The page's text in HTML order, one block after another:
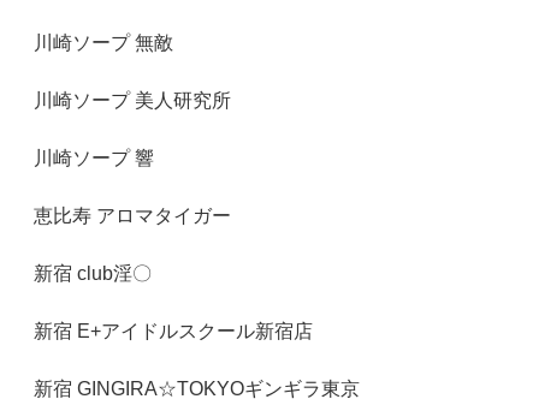
川崎ソープ 無敵
川崎ソープ 美人研究所
川崎ソープ 響
恵比寿 アロマタイガー
新宿 club淫〇
新宿 E+アイドルスクール新宿店
新宿 GINGIRA☆TOKYOギンギラ東京